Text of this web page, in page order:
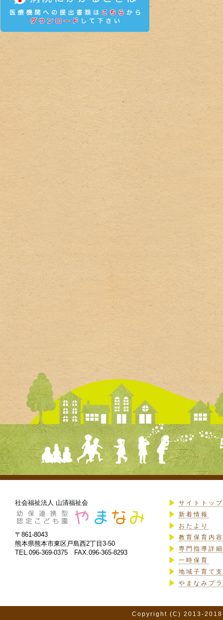
社会福祉法人 山清福祉会
〒861-8043
熊本県熊本市東区戸島西2丁目3-50
TEL.096-369-0375 FAX.096-365-8293
サイトトップ
新着情報
おたより
教育保育内
専門指導詳細
一時保育
地域子育て
やまなみプ
Copyright (C) 2013-